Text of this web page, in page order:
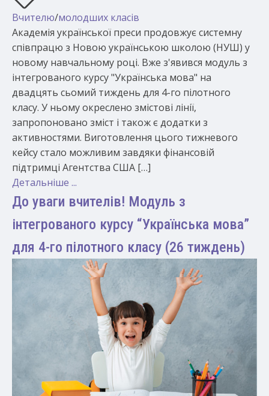
Вчителю/молодших класів
Академія української преси продовжує системну
співпрацю з Новою українською школою (НУШ) у
новому навчальному році. Вже з'явився модуль з
інтегрованого курсу "Українська мова" на
двадцять сьомий тиждень для 4-го пілотного
класу. У ньому окреслено змістові лінії,
запропоновано зміст і також є додатки з
активностями. Виготовлення цього тижневого
кейсу стало можливим завдяки фінансовій
підтримці Агентства США […]
Детальніше ...
До уваги вчителів! Модуль з
інтегрованого курсу “Українська мова”
для 4-го пілотного класу (26 тиждень)